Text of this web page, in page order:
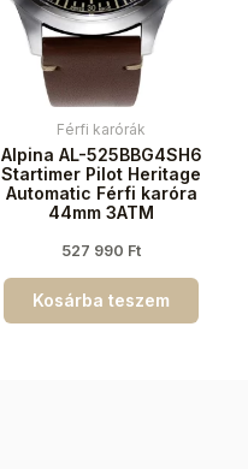
Férfi karórák
Alpina AL-525BBG4SH6
Startimer Pilot Heritage
Automatic Férfi karóra
44mm 3ATM
527 990 Ft
Kosárba teszem